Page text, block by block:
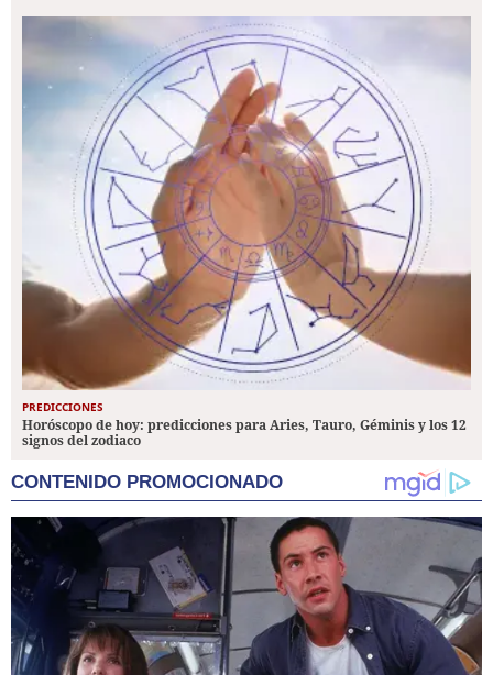
PREDICCIONES
Horóscopo de hoy: predicciones para Aries, Tauro, Géminis y los 12
signos del zodiaco
CONTENIDO PROMOCIONADO